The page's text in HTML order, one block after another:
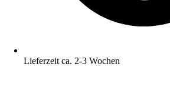
Lieferzeit ca. 2-3 Wochen